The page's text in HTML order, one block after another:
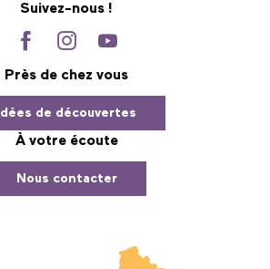
Suivez-nous !
Près de chez vous
Idées de découvertes
À votre écoute
Nous contacter